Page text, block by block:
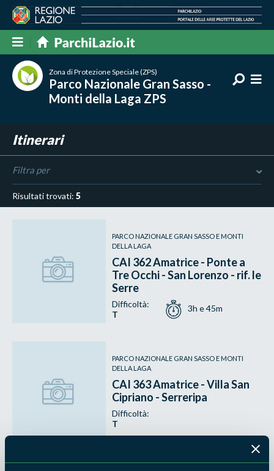
Zona di Protezione Speciale (ZPS)
Parco Nazionale Gran Sasso -
Monti della Laga ZPS
Itinerari
Filtra per
Risultati trovati:5
PARCO NAZIONALE GRAN SASSO E MONTI
DELLA LAGA
CAI 362 Amatrice - Ponte a
Tre Occhi - San Lorenzo - rif. le
Serre
Difficoltà:
T
3h e 45m
PARCO NAZIONALE GRAN SASSO E MONTI
DELLA LAGA
CAI 363 Amatrice - Villa San
Cipriano - Serreripa
Difficoltà:
T